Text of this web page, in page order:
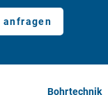
anfragen
Bohrtechnik